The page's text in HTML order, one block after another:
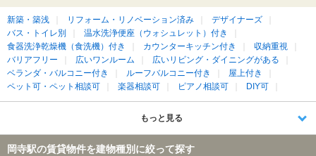
新築・築浅 リフォーム・リノベーション済み
デザイナーズ
バス・トイレ別
温水洗浄便座（ウォシュレット）付き
食器洗浄乾燥機（食洗機）付き
カウンターキッチン付き
収納重視
バリアフリー
広いワンルーム
広いリビング・ダイニングがある
ベランダ・バルコニー付き
ルーフバルコニー付き
屋上付き
ペット可・ペット相談可
楽器相談可 ピアノ相談可 DIY可
もっと見る
岡寺駅の賃貸物件を建物種別に絞って探す